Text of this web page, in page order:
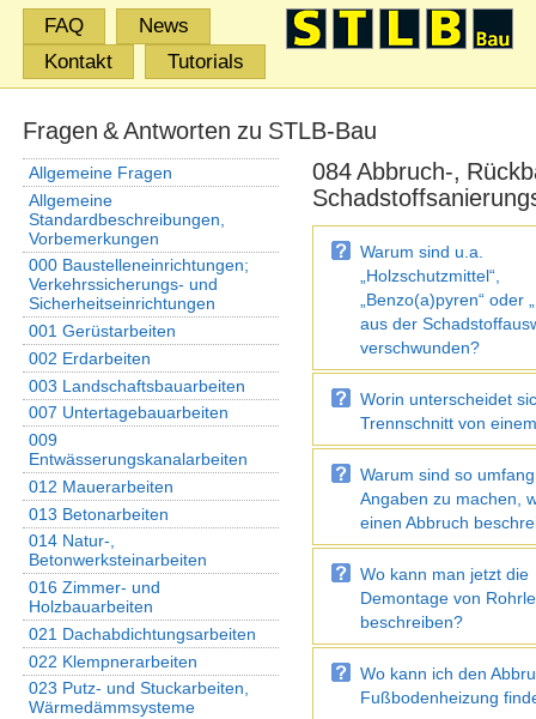
FAQ
News
Kontakt
Tutorials
Fragen & Antworten zu STLB-Bau
Allgemeine Fragen
Allgemeine
Standardbeschreibungen,
Vorbemerkungen
000 Baustelleneinrichtungen;
Verkehrssicherungs- und
Sicherheitseinrichtungen
001 Gerüstarbeiten
002 Erdarbeiten
003 Landschaftsbauarbeiten
007 Untertagebauarbeiten
009
Entwässerungskanalarbeiten
012 Mauerarbeiten
013 Betonarbeiten
014 Natur-,
Betonwerksteinarbeiten
016 Zimmer- und
Holzbauarbeiten
021 Dachabdichtungsarbeiten
022 Klempnerarbeiten
023 Putz- und Stuckarbeiten,
Wärmedämmsysteme
084 Abbruch-,
Warum sind u.a.
„Holzschutzmittel“,
„Benzo(a)pyren“ oder
aus der
verschwunden?
Worin unterscheidet
Trennschnitt von
Warum sind so
Angaben zu machen,
einen Abbruch
Wo kann man jetzt die
Demontage von
beschreiben?
Wo kann ich den
Fußbodenheizung